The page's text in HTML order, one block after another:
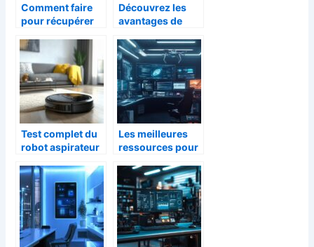
Comment faire
pour récupérer
télévision ?
Découvrez les
avantages de
divertissement
sans frontières
Test complet du
robot aspirateur
performance et
technologie au
rendez-vous
face aux
obstacles du
quotidien
Les meilleures
ressources pour
de culture geek
et high-tech